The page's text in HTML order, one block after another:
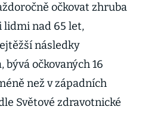
očkovat zhruba
nad 65 let,
následky
bývá očkovaných 16
než v západních
Světové zdravotnické